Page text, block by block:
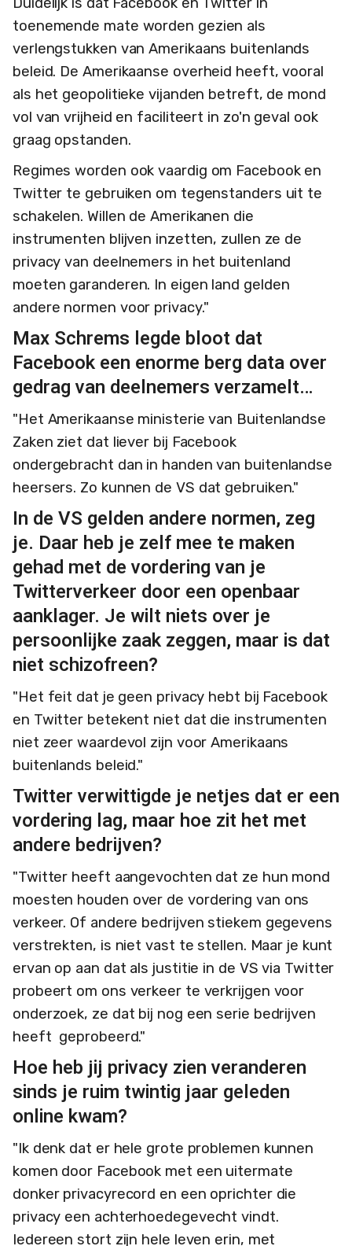
toenemende mate worden gezien als
verlengstukken van Amerikaans buitenlands
beleid. De Amerikaanse overheid heeft, vooral
als het geopolitieke vijanden betreft, de mond
vol van vrijheid en faciliteert in zo'n geval ook
graag opstanden.
Regimes worden ook vaardig om Facebook en
Twitter te gebruiken om tegenstanders uit te
schakelen. Willen de Amerikanen die
instrumenten blijven inzetten, zullen ze de
privacy van deelnemers in het buitenland
moeten garanderen. In eigen land gelden
andere normen voor privacy."
Max Schrems legde bloot dat
Facebook een enorme berg data over
gedrag van deelnemers verzamelt…
"Het Amerikaanse ministerie van Buitenlandse
Zaken ziet dat liever bij Facebook
ondergebracht dan in handen van buitenlandse
heersers. Zo kunnen de VS dat gebruiken."
In de VS gelden andere normen, zeg
je. Daar heb je zelf mee te maken
gehad met de vordering van je
Twitterverkeer door een openbaar
aanklager. Je wilt niets over je
persoonlijke zaak zeggen, maar is dat
niet schizofreen?
"Het feit dat je geen privacy hebt bij Facebook
en Twitter betekent niet dat die instrumenten
niet zeer waardevol zijn voor Amerikaans
buitenlands beleid."
Twitter verwittigde je netjes dat er een
vordering lag, maar hoe zit het met
andere bedrijven?
"Twitter heeft aangevochten dat ze hun mond
moesten houden over de vordering van ons
verkeer. Of andere bedrijven stiekem gegevens
verstrekten, is niet vast te stellen. Maar je kunt
ervan op aan dat als justitie in de VS via Twitter
probeert om ons verkeer te verkrijgen voor
onderzoek, ze dat bij nog een serie bedrijven
heeft geprobeerd."
Hoe heb jij privacy zien veranderen
sinds je ruim twintig jaar geleden
online kwam?
"Ik denk dat er hele grote problemen kunnen
komen door Facebook met een uitermate
donker privacyrecord en een oprichter die
privacy een achterhoedegevecht vindt.
Iedereen stort zijn hele leven erin, met